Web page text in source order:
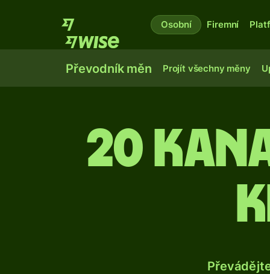
Osobní Firemní
Převodník měn Projít všechny měny
20